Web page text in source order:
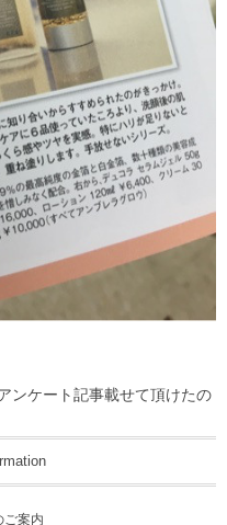
ンケート記事載せて頂けたの
ご案内